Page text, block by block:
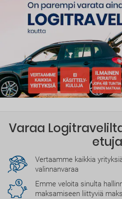
Varaa
Vertaamme kaikkia
valinnanvaraa
Emme veloita sinulta
maksamiseen liittyviä